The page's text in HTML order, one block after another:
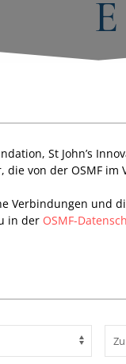
St John’s
von der OSMF
Verbindungen und
in der OSMF-